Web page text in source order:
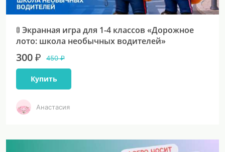
🚦 Экранная игра для 1-4 классов «Дорожное
лото: школа необычных водителей»
300 ₽ 450 ₽
Купить
Анастасия